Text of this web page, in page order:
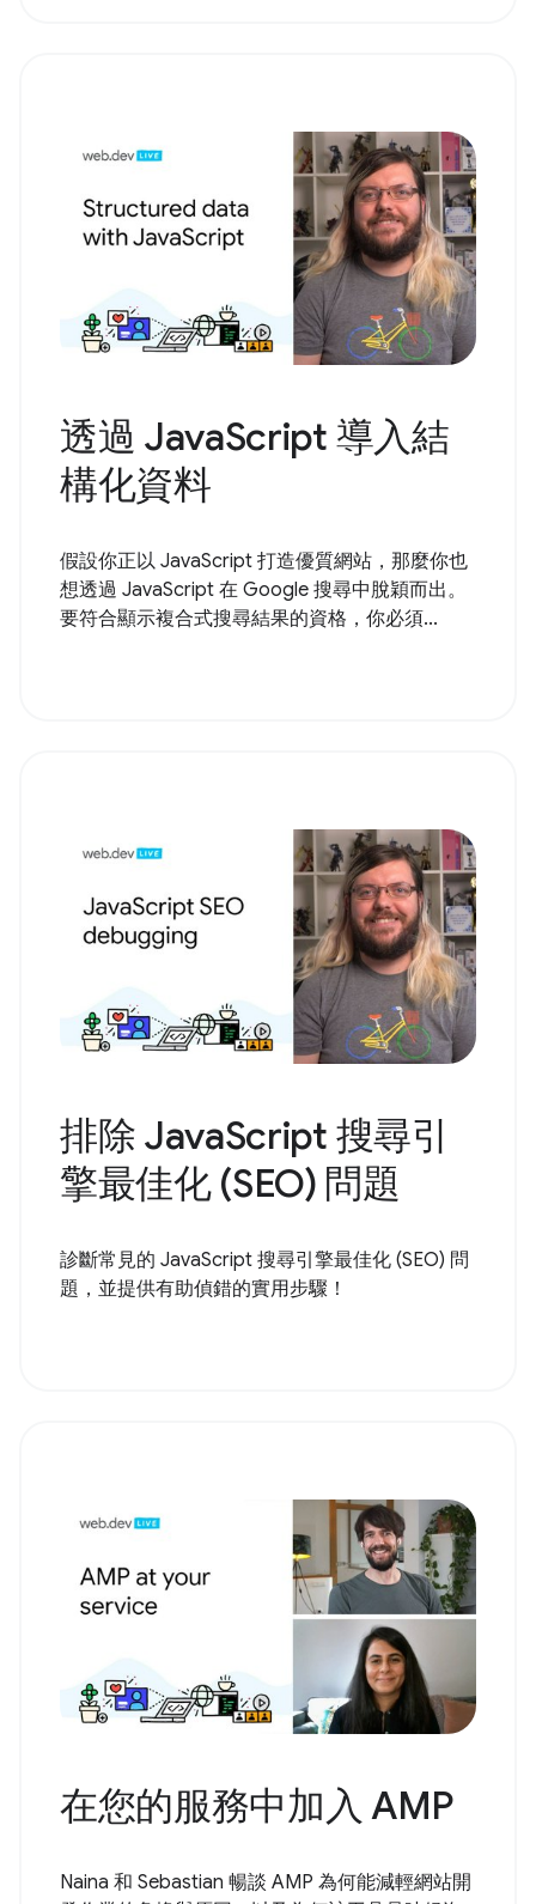
透過 JavaScript 導入結
構化資料
假設你正以 JavaScript 打造優質網站，那麼你也
想透過 JavaScript 在 Google 搜尋中脫穎而出。
要符合顯示複合式搜尋結果的資格，你必須...
排除 JavaScript 搜尋引
擎最佳化 (SEO) 問題
診斷常見的 JavaScript 搜尋引擎最佳化 (SEO) 問
題，並提供有助偵錯的實用步驟！
在您的服務中加入 AMP
Naina 和 Sebastian 暢談 AMP 為何能減輕網站開